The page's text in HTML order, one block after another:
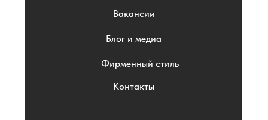
Вакансии
Блог и медиа
Фирменный стиль
Контакты